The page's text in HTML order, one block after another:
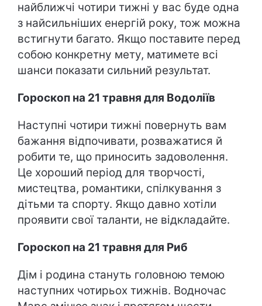
найближчі чотири тижні у вас буде одна
з найсильніших енергій року, тож можна
встигнути багато. Якщо поставите перед
собою конкретну мету, матимете всі
шанси показати сильний результат.
Гороскоп на 21 травня для Водоліїв
Наступні чотири тижні повернуть вам
бажання відпочивати, розважатися й
робити те, що приносить задоволення.
Це хороший період для творчості,
мистецтва, романтики, спілкування з
дітьми та спорту. Якщо давно хотіли
проявити свої таланти, не відкладайте.
Гороскоп на 21 травня для Риб
Дім і родина стануть головною темою
наступних чотирьох тижнів. Водночас